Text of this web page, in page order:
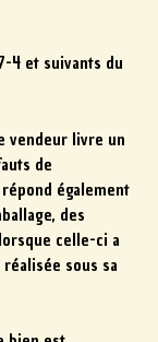
4 et suivants du
vendeur livre un
de
également
des
celle-ci a
sous sa